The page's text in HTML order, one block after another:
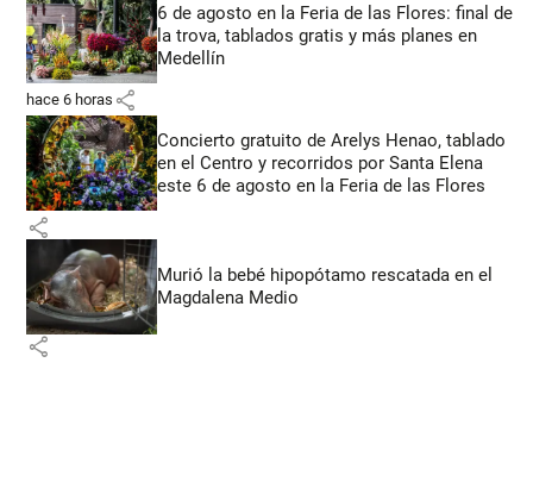
6 de agosto en la Feria de las Flores: final de
la trova, tablados gratis y más planes en
Medellín
hace 6 horas share
Concierto gratuito de Arelys Henao, tablado
en el Centro y recorridos por Santa Elena
este 6 de agosto en la Feria de las Flores
share
Murió la bebé hipopótamo rescatada en el
Magdalena Medio
share